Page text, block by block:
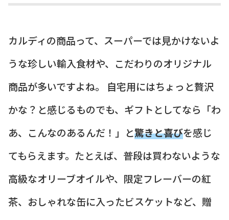
カルディの商品って、スーパーでは見かけないよ
うな珍しい輸入食材や、こだわりのオリジナル
商品が多いですよね。 自宅用にはちょっと贅沢
かな？と感じるものでも、ギフトとしてなら「わ
あ、こんなのあるんだ！」と驚きと喜びを感じ
てもらえます。たとえば、普段は買わないような
高級なオリーブオイルや、限定フレーバーの紅
茶、おしゃれな缶に入ったビスケットなど、贈